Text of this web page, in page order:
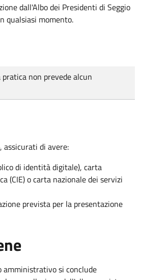
dall'Albo dei Presidenti di Seggio
qualsiasi momento.
non prevede alcun
assicurati di avere:
di identità digitale), carta
(CIE) o carta nazionale dei servizi
prevista per la presentazione
amministrativo si conclude